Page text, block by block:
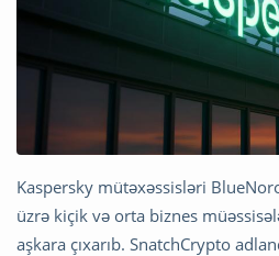
Kaspersky mütəxəssisləri
üzrə kiçik və orta biznes
aşkara çıxarıb. SnatchCrypto